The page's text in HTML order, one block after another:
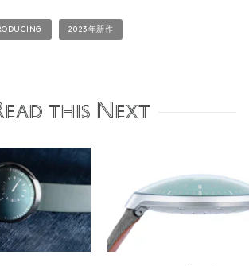
2023年新作
this Next